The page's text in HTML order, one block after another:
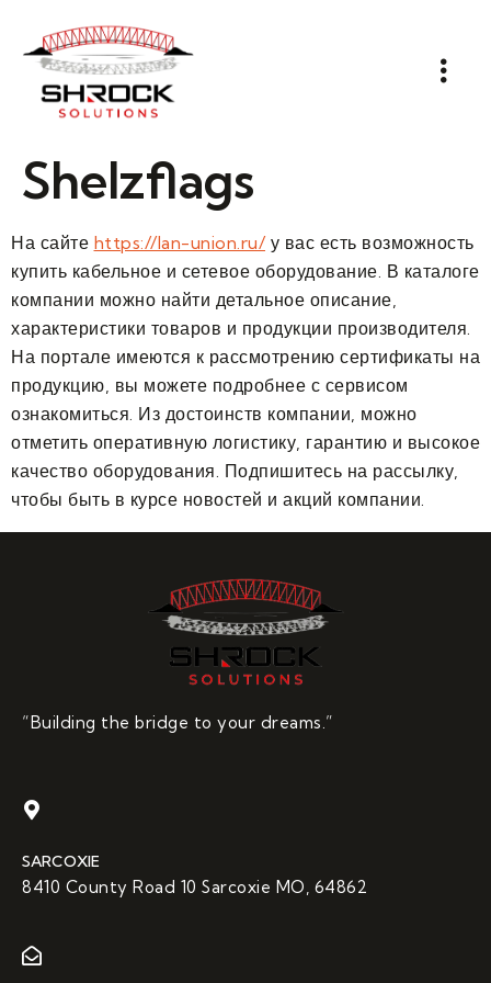
Shelzflags
На сайте https://lan-union.ru/у вас есть возможность
купить кабельное и сетевое оборудование. В каталоге
компании можно найти детальное описание,
характеристики товаров и продукции производителя.
На портале имеются к рассмотрению сертификаты на
продукцию, вы можете подробнее с сервисом
ознакомиться. Из достоинств компании, можно
отметить оперативную логистику, гарантию и высокое
качество оборудования. Подпишитесь на рассылку,
чтобы быть в курсе новостей и акций компании.
“Building the bridge to your dreams.”
SARCOXIE
8410 County Road 10 Sarcoxie MO, 64862